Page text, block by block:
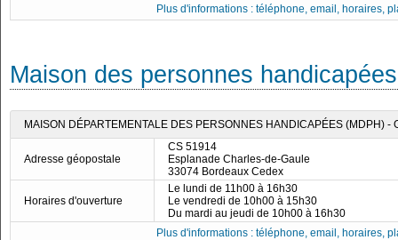
Plus d'informations : téléphone, email, horaires,
Maison des personnes
MAISON DÉPARTEMENTALE DES PERSONNES HANDICAPÉES (MDPH) -
Adresse géopostale
CS 51914
Esplanade Charles-de-Gaule
33074 Bordeaux Cedex
Horaires d'ouverture
Le lundi de 11h00 à 16h30
Le vendredi de 10h00 à 15h30
Du mardi au jeudi de 10h00 à 16h30
Plus d'informations : téléphone, email, horaires,